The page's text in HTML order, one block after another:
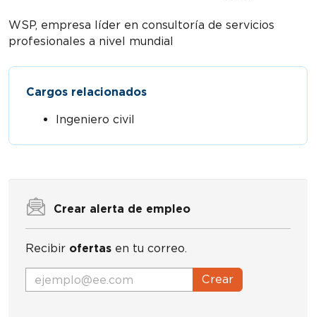
WSP, empresa líder en consultoría de servicios
profesionales a nivel mundial
Cargos relacionados
Ingeniero civil
Crear alerta de empleo
Recibir ofertas en tu correo.
Crear